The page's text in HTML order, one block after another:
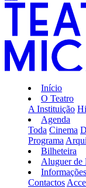
Início
O Teatro
A Instituição
Agenda
Toda Cinema
Programa
Bilheteira
Aluguer de
Informações
Contactos